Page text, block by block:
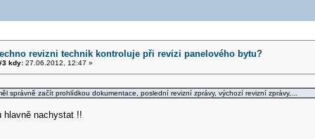
revizni technik kontroluje při revizi panelového bytu?
kdy:27.06.2012, 12:47 »
správně začít prohlídkou dokumentace, poslední revizní zprávy, výchozí revizní zprávy,...
hlavně nachystat !!